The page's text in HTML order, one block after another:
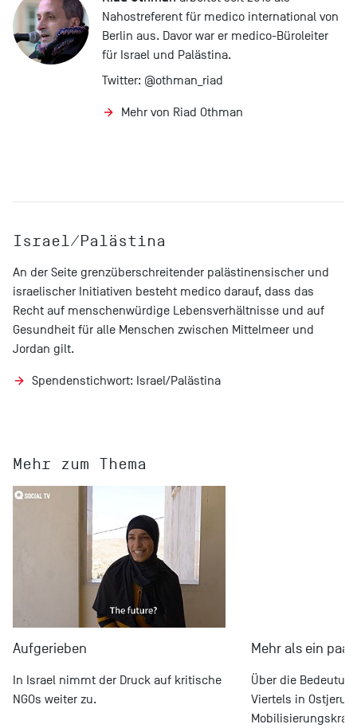
Nahostreferent für medico international von
Berlin aus. Davor war er medico-Büroleiter
für Israel und Palästina.
Twitter: @othman_riad
Mehr von Riad Othman
Israel/Palästina
An der Seite grenzüberschreitender palästinensischer und
israelischer Initiativen besteht medico darauf, dass das
Recht auf menschenwürdige Lebensverhältnisse und auf
Gesundheit für alle Menschen zwischen Mittelmeer und
Jordan gilt.
Spendenstichwort: Israel/Palästina
Mehr zum Thema
Aufgerieben
In Israel nimmt der Druck auf kritische
NGOs weiter zu.
Mehr als ein paar
Über die
Viertels in